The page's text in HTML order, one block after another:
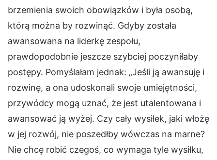
brzemienia swoich obowiązków i była osobą,
którą można by rozwinąć. Gdyby została
awansowana na liderkę zespołu,
prawdopodobnie jeszcze szybciej poczyniłaby
postępy. Pomyślałam jednak: „Jeśli ją awansuję i
rozwinę, a ona udoskonali swoje umiejętności,
przywódcy mogą uznać, że jest utalentowana i
awansować ją wyżej. Czy cały wysiłek, jaki włożę
w jej rozwój, nie poszedłby wówczas na marne?
Nie chcę robić czegoś, co wymaga tyle wysiłku,